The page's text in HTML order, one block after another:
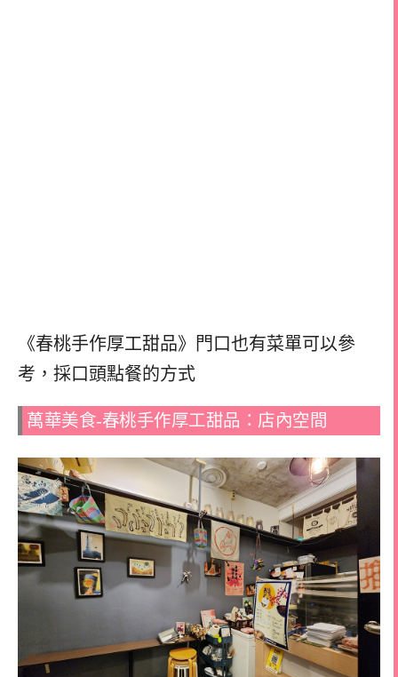
《春桃手作厚工甜品》門口也有菜單可以參
考， 採口頭點餐的方式
萬華美食-春桃手作厚工甜品：店內空間